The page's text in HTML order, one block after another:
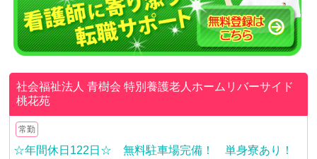
社会福祉法人 青樹会特別養護老人ホームリバーサイド
桃花苑
常勤
☆年間休日122日☆ 無料駐車場完備！ 単身寮あり！